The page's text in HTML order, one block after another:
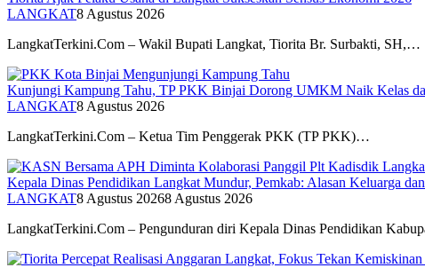
LANGKAT8 Agustus 2026
LangkatTerkini.Com – Wakil Bupati Langkat, Tiorita Br. Surbakti, SH,…
Kunjungi Kampung Tahu, TP PKK Binjai Dorong UMKM Naik Kelas
LANGKAT8 Agustus 2026
LangkatTerkini.Com – Ketua Tim Penggerak PKK (TP PKK)…
Kepala Dinas Pendidikan Langkat Mundur, Pemkab: Alasan Keluarga
LANGKAT8 Agustus 20268 Agustus 2026
LangkatTerkini.Com – Pengunduran diri Kepala Dinas Pendidikan